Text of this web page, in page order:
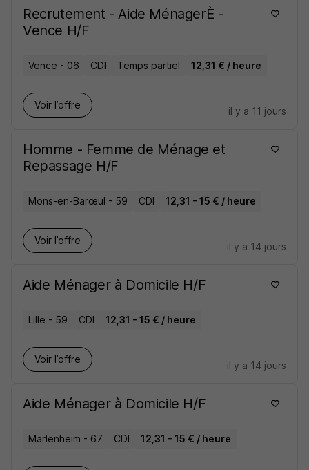
Recrutement - Aide MénagerÈ -
Vence H/F
Vence - 06 CDI Temps partiel 12,31 € / heure
Voir l’offre
il y a 11 jours
Homme - Femme de Ménage et
Repassage H/F
Mons-en-Barœul - 59 CDI 12,31 - 15 € / heure
Voir l’offre
il y a 14 jours
Aide Ménager à Domicile H/F
Lille - 59 CDI 12,31 - 15 € / heure
Voir l’offre
il y a 14 jours
Aide Ménager à Domicile H/F
Marlenheim - 67 CDI 12,31 - 15 € / heure